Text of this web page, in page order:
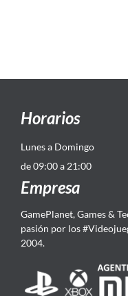
Horarios
Lunes a Domingo
de 09:00 a 21:00
Empresa
GamePlanet, Games &
pasión por los
2004.